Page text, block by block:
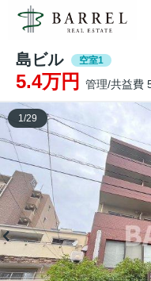
島ビル 空室1
5.4万円 管理/共益費
1/29